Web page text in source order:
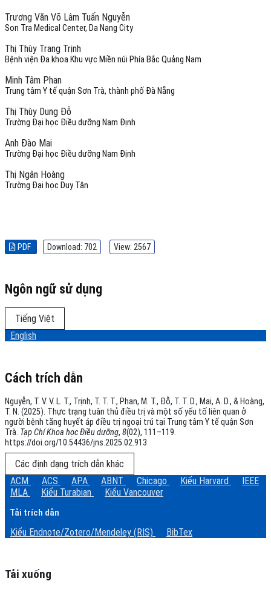
Trương Văn Võ Lâm Tuấn Nguyễn
Son Tra Medical Center, Da Nang City
Thị Thùy Trang Trịnh
Bệnh viện Đa khoa Khu vực Miền núi Phía Bắc Quảng Nam
Minh Tâm Phan
Trung tâm Y tế quận Sơn Trà, thành phố Đà Nẵng
Thị Thùy Dung Đỗ
Trường Đại học Điều dưỡng Nam Định
Anh Đào Mai
Trường Đại học Điều dưỡng Nam Định
Thị Ngân Hoàng
Trường Đại học Duy Tân
PDF Download: 702 View: 2567
Ngôn ngữ sử dụng
Tiếng Việt
English
Cách trích dẫn
Nguyễn, T. V. V. L. T., Trịnh, T. T. T., Phan, M. T., Đỗ, T. T. D., Mai, A. D., & Hoàng,
T. N. (2025). Thực trạng tuân thủ điều trị và một số yếu tố liên quan ở
người bệnh tăng huyết áp điều trị ngoại trú tại Trung tâm Y tế quận Sơn
Trà. Tạp Chí Khoa học Điều dưỡng, 8(02), 111–119.
https://doi.org/10.54436/jns.2025.02.913
Các định dạng trích dẫn khác
ACM
ACS APA ABNT Chicago Kiểu Harvard
IEEE
MLA
Kiểu Turabian Kiểu Vancouver
Tải trích dẫn
Kiểu Endnote/Zotero/Mendeley (RIS) BibTex
Tải xuống